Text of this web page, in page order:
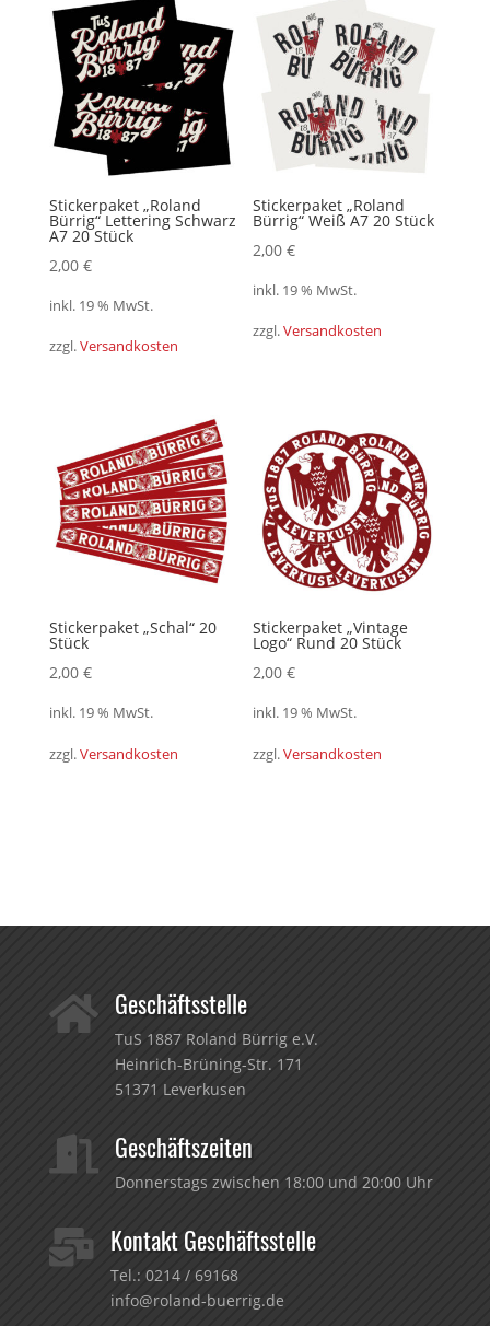
Stickerpaket „Roland
Bürrig“ Lettering Schwarz
A7 20 Stück
2,00 €
inkl. 19 % MwSt.
zzgl.Versandkosten
Stickerpaket „Roland
Bürrig“ Weiß A7 20 Stück
2,00€
inkl. 19 % MwSt.
zzgl.Versandkosten
Stickerpaket „Schal“ 20
Stück
2,00 €
inkl. 19 % MwSt.
zzgl.Versandkosten
Stickerpaket „Vintage
Logo“ Rund 20 Stück
2,00€
inkl. 19 % MwSt.
zzgl.Versandkosten
 Geschäftsstelle
TuS 1887 Roland Bürrig e.V.
Heinrich-Brüning-Str. 171
51371 Leverkusen
 Geschäftszeiten
Donnerstags zwischen 18:00 und 20:00 Uhr
 Kontakt Geschäftsstelle
Tel.: 0214 / 69168
info@roland-buerrig.de